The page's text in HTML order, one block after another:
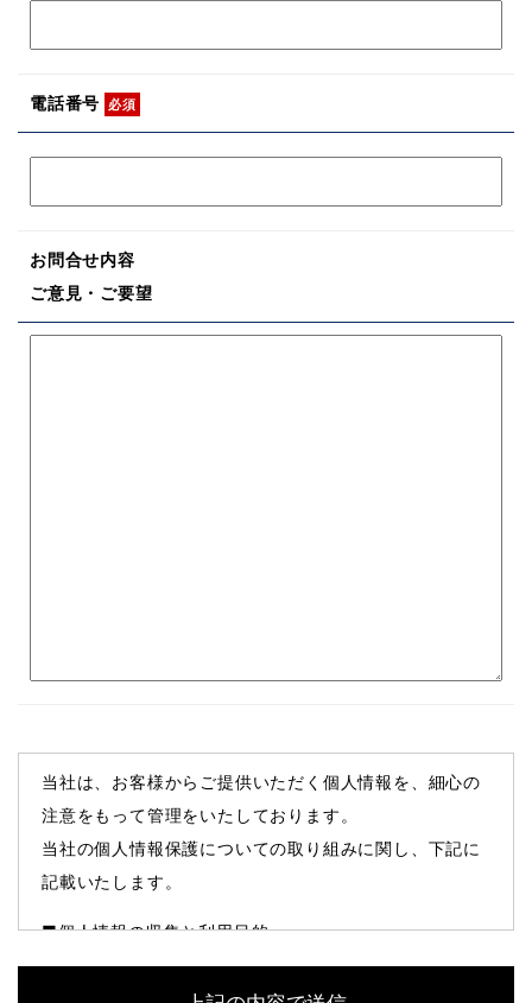
電話番号 必須
お問合せ内容
ご意見・ご要望
当社は、お客様からご提供いただく個人情報を、細心の
注意をもって管理をいたしております。
当社の個人情報保護についての取り組みに関し、下記に
記載いたします。
■個人情報の収集と利用目的